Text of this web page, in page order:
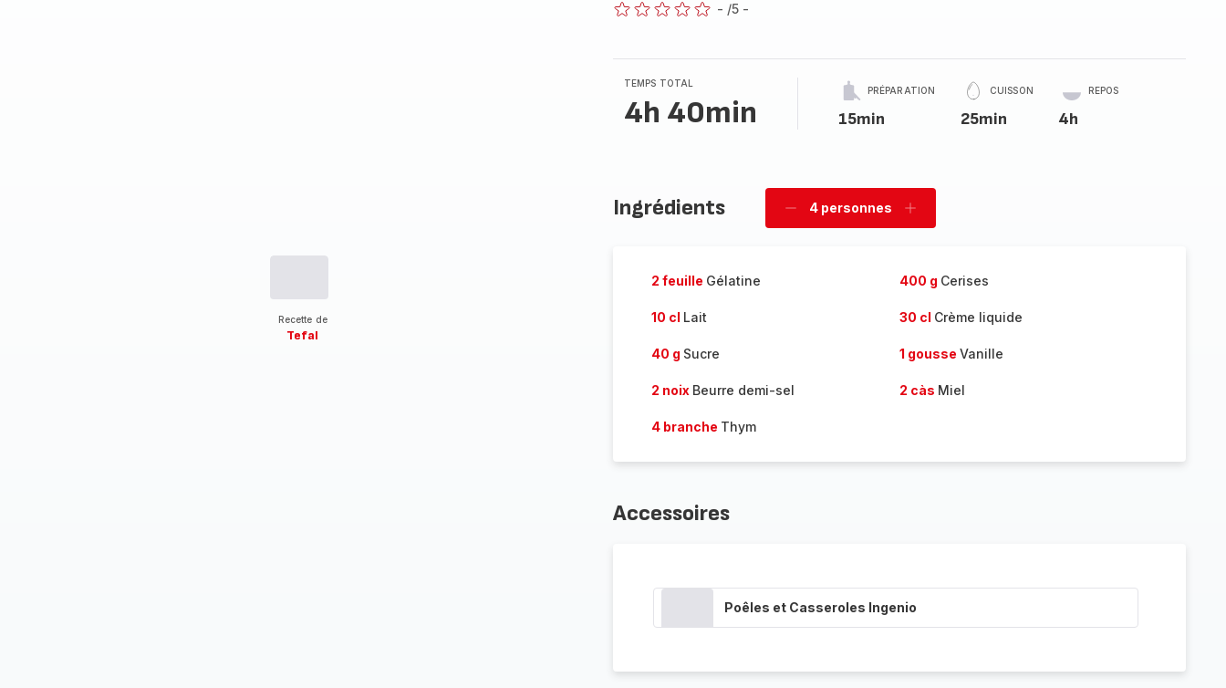
Recette de
Tefal
- /5 -
TEMPS TOTAL
4h 40min
PRÉPARATION
15min
CUISSON
25min
REPOS
4h
Ingrédients
Supprimer
4 personnes
Ajouter
2 feuille Gélatine 400 g Cerises
10 cl Lait 30 cl Crème liquide
40 g Sucre 1 gousse Vanille
2 noix Beurre demi-sel 2 càs Miel
4 branche Thym
Accessoires
Poêles et Casseroles Ingenio